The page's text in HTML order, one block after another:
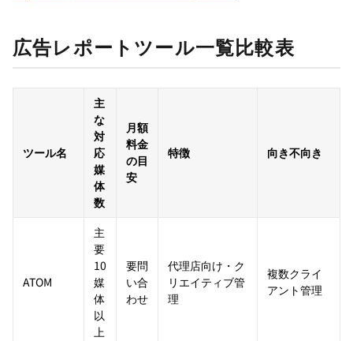
広告レポートツール一覧比較表
ツール名
主
な
対
応
媒
体
数
月額
料金
の目
安
特徴 向き不向き
ATOM
主
要
10
媒
体
以
上
要問
い合
わせ
代理店向け・ク
リエイティブ管
理
複数クライ
アント管理